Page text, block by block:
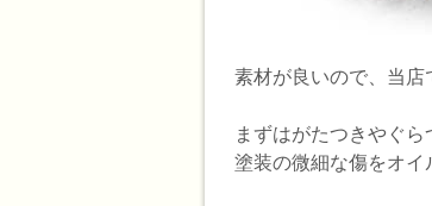
素材が良いので、当店
まずはがたつきやぐら
塗装の微細な傷をオイ